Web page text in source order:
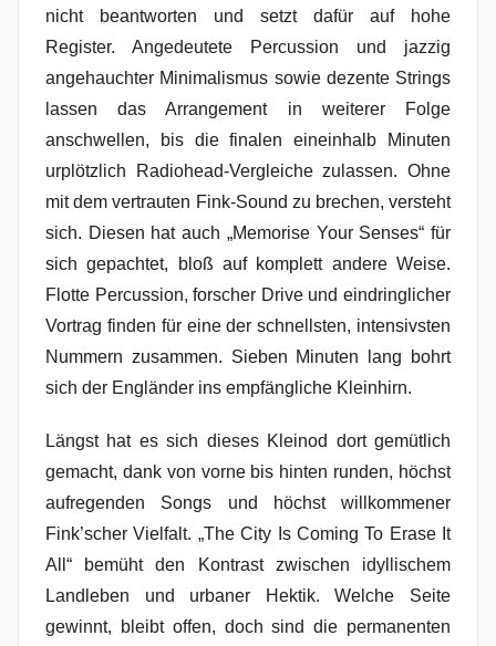
nicht beantworten und setzt dafür auf hohe
Register. Angedeutete Percussion und jazzig
angehauchter Minimalismus sowie dezente Strings
lassen das Arrangement in weiterer Folge
anschwellen, bis die finalen eineinhalb Minuten
urplötzlich Radiohead-Vergleiche zulassen. Ohne
mit dem vertrauten Fink-Sound zu brechen, versteht
sich. Diesen hat auch „Memorise Your Senses“ für
sich gepachtet, bloß auf komplett andere Weise.
Flotte Percussion, forscher Drive und eindringlicher
Vortrag finden für eine der schnellsten, intensivsten
Nummern zusammen. Sieben Minuten lang bohrt
sich der Engländer ins empfängliche Kleinhirn.
Längst hat es sich dieses Kleinod dort gemütlich
gemacht, dank von vorne bis hinten runden, höchst
aufregenden Songs und höchst willkommener
Fink’scher Vielfalt. „The City Is Coming To Erase It
All“ bemüht den Kontrast zwischen idyllischem
Landleben und urbaner Hektik. Welche Seite
gewinnt, bleibt offen, doch sind die permanenten